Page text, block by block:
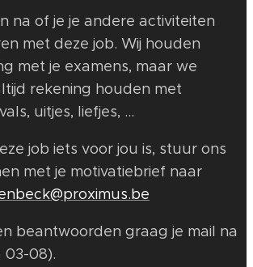
na of je je andere activiteiten
met deze job. Wij houden
met je examens, maar we
rekening houden met
uitjes, liefjes, ...
job iets voor jou is, stuur ons
met je motivatiebrief naar
beantwoorden graag je mail na
03-08).